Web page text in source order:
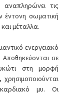
τις
έντονη σωματική
μέταλλα.
ενεργειακό
σε
στη μορφή
μυ. Οι